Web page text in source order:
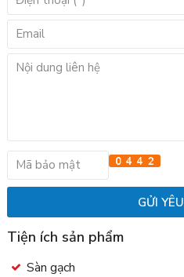
Tiện ích sản phẩm
Sàn gạch